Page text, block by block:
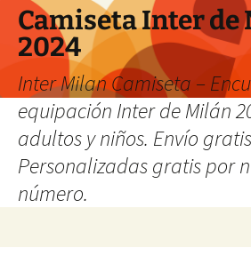
Camiseta Inter de
2024
Inter Milan Camiseta –
equipación Inter de Milán
adultos y niños. Envío
Personalizadas gratis por
número.